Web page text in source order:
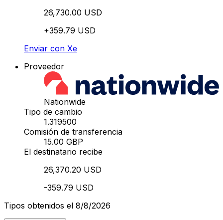
26,730.00 USD
+359.79 USD
Enviar con Xe
Proveedor
Nationwide
Tipo de cambio
1.319500
Comisión de transferencia
15.00 GBP
El destinatario recibe
26,370.20 USD
-359.79 USD
Tipos obtenidos el 8/8/2026